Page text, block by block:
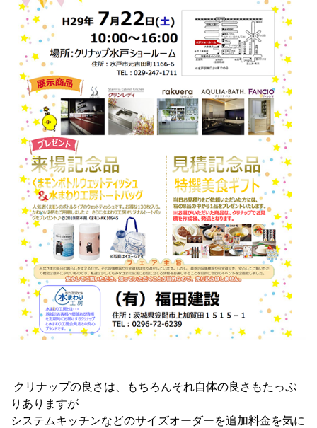
クリナップの良さは、もちろんそれ自体の良さもたっぷ
りありますが
システムキッチンなどのサイズオーダーを追加料金を気に